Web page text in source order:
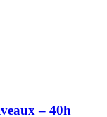
– 40h